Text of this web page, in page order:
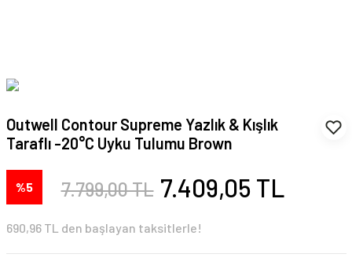
Outwell Contour Supreme Yazlık & Kışlık
Taraflı -20°C Uyku Tulumu Brown
%5 7.799,00 TL 7.409,05 TL
690,96 TL den başlayan taksitlerle!